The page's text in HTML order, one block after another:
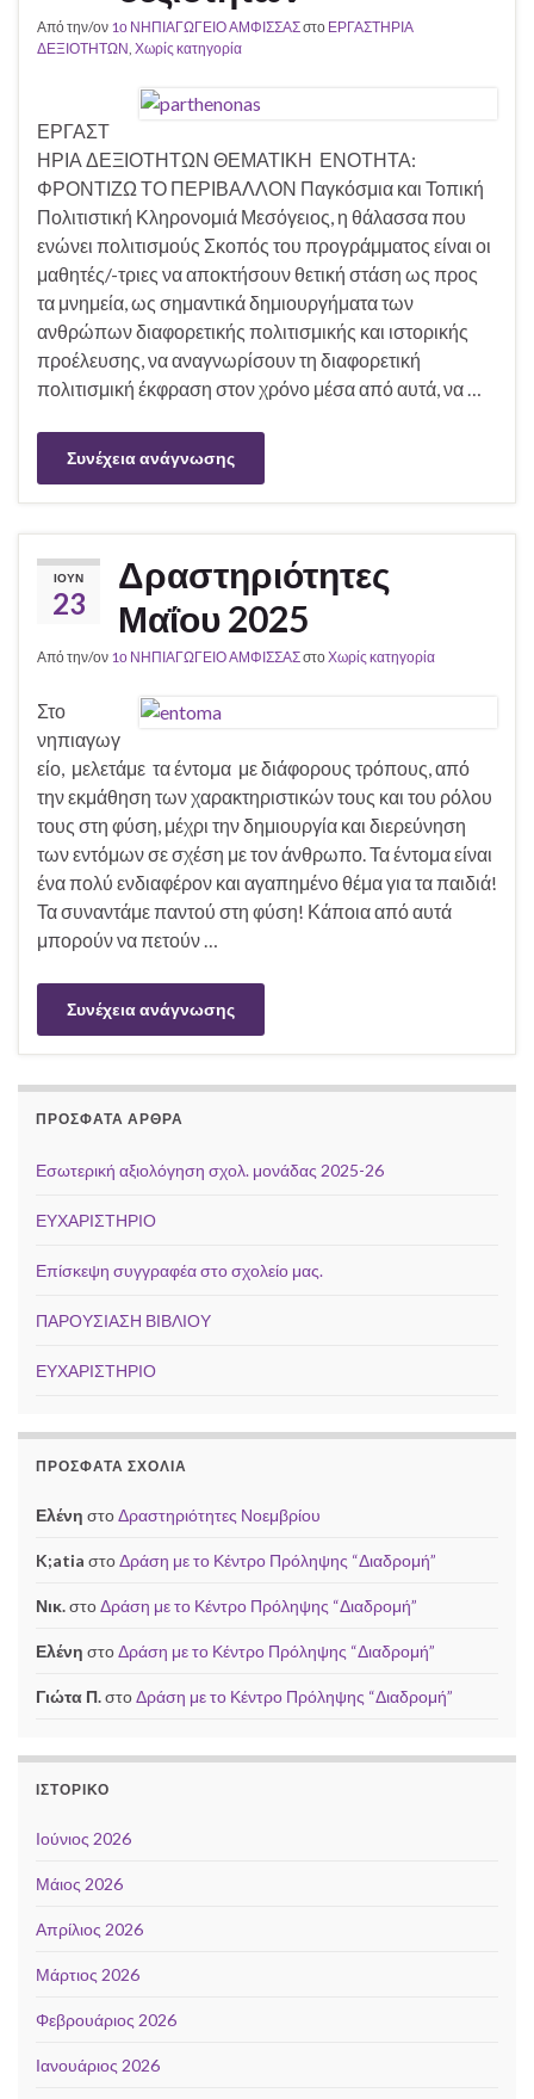
Από την/ον 1ο ΝΗΠΙΑΓΩΓΕΙΟ ΑΜΦΙΣΣΑΣστο ΕΡΓΑΣΤΗΡΙΑ
ΔΕΞΙΟΤΗΤΩΝ, Χωρίς κατηγορία
ΕΡΓΑΣΤ
ΗΡΙΑ ΔΕΞΙΟΤΗΤΩΝ ΘΕΜΑΤΙΚΗ ΕΝΟΤΗΤΑ:
ΦΡΟΝΤΙΖΩ ΤΟ ΠΕΡΙΒΑΛΛΟΝ Παγκόσμια και Τοπική
Πολιτιστική Κληρονομιά Μεσόγειος, η θάλασσα που
ενώνει πολιτισμούς Σκοπός του προγράμματος είναι οι
μαθητές/-τριες να αποκτήσουν θετική στάση ως προς
τα μνημεία, ως σημαντικά δημιουργήματα των
ανθρώπων διαφορετικής πολιτισμικής και ιστορικής
προέλευσης, να αναγνωρίσουν τη διαφορετική
πολιτισμική έκφραση στον χρόνο μέσα από αυτά, να …
Συνέχεια ανάγνωσης
ΙΟΎΝ
23
Δραστηριότητες
Μαΐου 2025
Από την/ον 1ο ΝΗΠΙΑΓΩΓΕΙΟ ΑΜΦΙΣΣΑΣστοΧωρίς κατηγορία
Στο
νηπιαγωγ
είο, μελετάμε τα έντομα με διάφορους τρόπους, από
την εκμάθηση των χαρακτηριστικών τους και του ρόλου
τους στη φύση, μέχρι την δημιουργία και διερεύνηση
των εντόμων σε σχέση με τον άνθρωπο. Τα έντομα είναι
ένα πολύ ενδιαφέρον και αγαπημένο θέμα για τα παιδιά!
Τα συναντάμε παντού στη φύση! Κάποια από αυτά
μπορούν να πετούν …
Συνέχεια ανάγνωσης
ΠΡΌΣΦΑΤΑ ΆΡΘΡΑ
Εσωτερική αξιολόγηση σχολ. μονάδας 2025-26
ΕΥΧΑΡΙΣΤΗΡΙΟ
Επίσκεψη συγγραφέα στο σχολείο μας.
ΠΑΡΟΥΣΙΑΣΗ ΒΙΒΛΙΟΥ
ΕΥΧΑΡΙΣΤΗΡΙΟ
ΠΡΌΣΦΑΤΑ ΣΧΌΛΙΑ
Ελένη στοΔραστηριότητες Νοεμβρίου
K;atia στοΔράση με το Κέντρο Πρόληψης “Διαδρομή”
Νικ.στοΔράση με το Κέντρο Πρόληψης “Διαδρομή”
Ελένη στοΔράση με το Κέντρο Πρόληψης “Διαδρομή”
Γιώτα Π.στοΔράση με το Κέντρο Πρόληψης “Διαδρομή”
ΙΣΤΟΡΙΚΌ
Ιούνιος 2026
Μάιος 2026
Απρίλιος 2026
Μάρτιος 2026
Φεβρουάριος 2026
Ιανουάριος 2026